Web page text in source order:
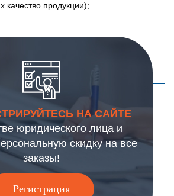
качество продукции);
НА САЙТЕ
юридического лица и
скидку на все
заказы!
Регистрация